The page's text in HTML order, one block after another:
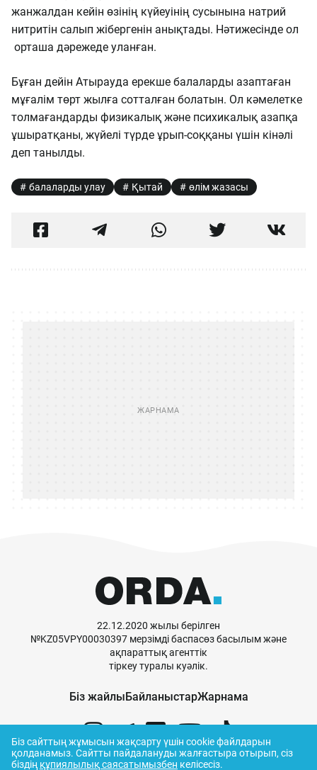
жанжалдан кейін өзінің күйеуінің сусынына натрий
нитритін салып жібергенін анықтады. Нәтижесінде ол
орташа дәрежеде уланған.
Бұған дейін Атырауда ерекше балаларды азаптаған
мұғалім төрт жылға сотталған болатын. Ол кәмелетке
толмағандарды физикалық және психикалық азапқа
ұшыратқаны, жүйелі түрде ұрып-соққаны үшін кінәлі
деп танылды.
балаларды улау Қытай өлім жазасы
22.12.2020 жылы берілген
№KZ05VPY00030397 мерзімді баспасөз басылым және
ақпараттық агенттік
тіркеу туралы куәлік.
Біз жайлыБайланыстарЖарнама
Біз сайттың жұмысын жақсарту үшін cookie файлдарын
қолданамыз. Сайтты пайдалануды жалғастыра отырып, сіз
біздің құпиялылық саясатымызбен келісесіз.